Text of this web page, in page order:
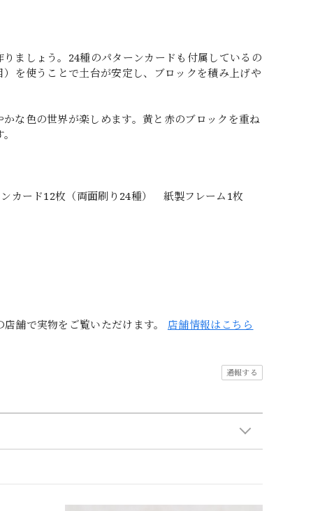
ましょう。24種のパターンカードも付属しているの
を使うことで土台が安定し、ブロックを積み上げや
な色の世界が楽しめます。黄と赤のブロックを重ね
カード12枚（両面刷り24種） 紙製フレーム1枚
舗で実物をご覧いただけます。 店舗情報はこちら
通報する